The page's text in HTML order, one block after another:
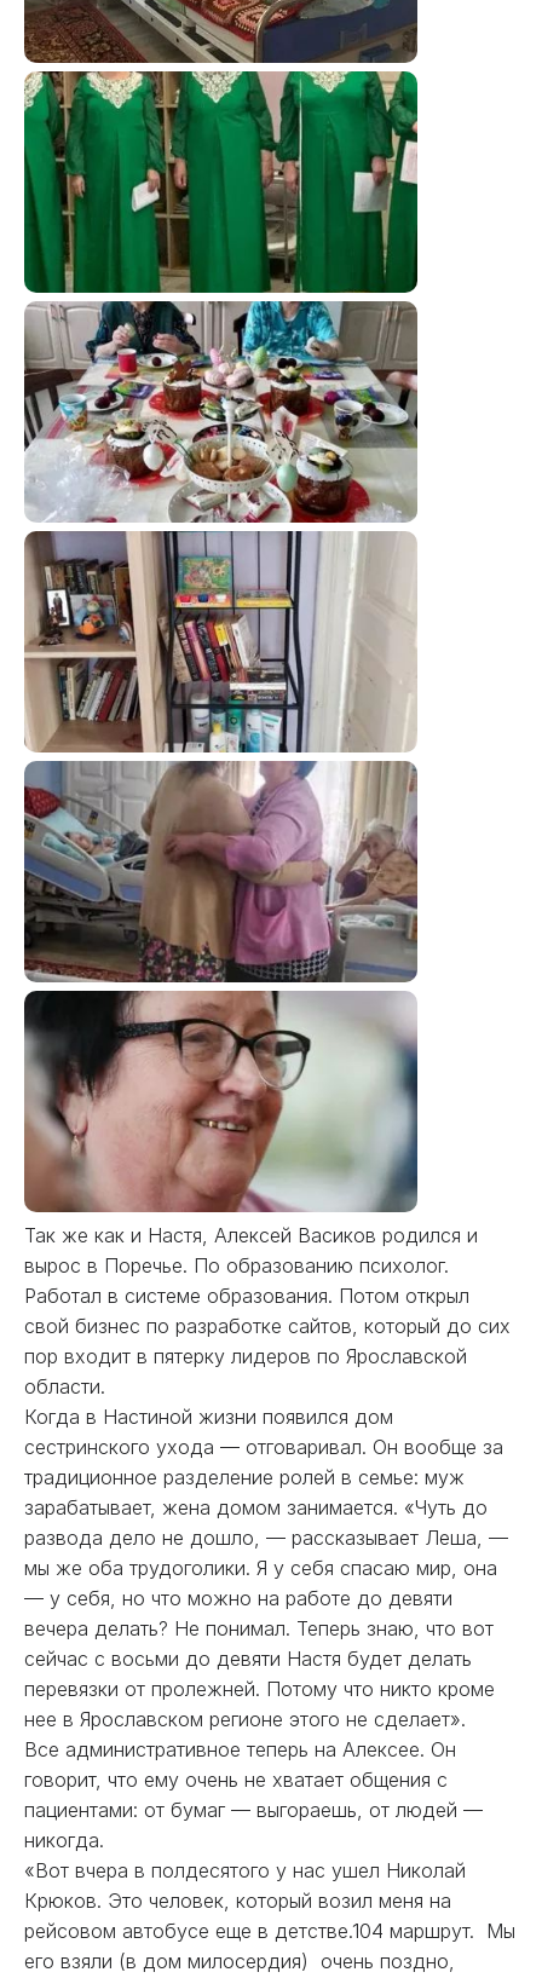
Так же как и Настя, Алексей Васиков родился и
вырос в Поречье. По образованию психолог.
Работал в системе образования. Потом открыл
свой бизнес по разработке сайтов, который до сих
пор входит в пятерку лидеров по Ярославской
области.
Когда в Настиной жизни появился дом
сестринского ухода — отговаривал. Он вообще за
традиционное разделение ролей в семье: муж
зарабатывает, жена домом занимается. «Чуть до
развода дело не дошло, — рассказывает Леша, —
мы же оба трудоголики. Я у себя спасаю мир, она
— у себя, но что можно на работе до девяти
вечера делать? Не понимал. Теперь знаю, что вот
сейчас с восьми до девяти Настя будет делать
перевязки от пролежней. Потому что никто кроме
нее в Ярославском регионе этого не сделает».
Все административное теперь на Алексее. Он
говорит, что ему очень не хватает общения с
пациентами: от бумаг — выгораешь, от людей —
никогда.
«Вот вчера в полдесятого у нас ушел Николай
Крюков. Это человек, который возил меня на
рейсовом автобусе еще в детстве.104 маршрут. Мы
его взяли (в дом милосердия) очень поздно,